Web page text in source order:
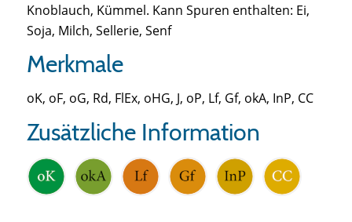
Knoblauch, Kümmel. Kann Spuren enthalten: Ei,
Soja, Milch, Sellerie, Senf
Merkmale
oK, oF, oG, Rd, FlEx, oHG, J, oP, Lf, Gf, okA, InP, CC
Zusätzliche Information